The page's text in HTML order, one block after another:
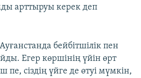
арттыруы керек деп
бейбітшілік пен
Егер көршінің үйін өрт
пе, сіздің үйге де өтуі мүмкін,